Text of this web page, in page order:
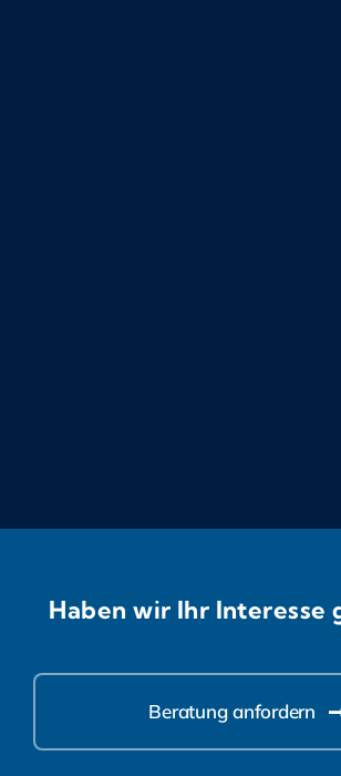
Haben wir Ihr Interesse
Beratung anfordern